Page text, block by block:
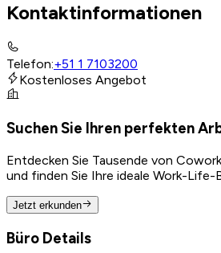
Kontaktinformationen
Telefon:+51 1 7103200
Kostenloses Angebot
Suchen Sie Ihren perfekten
Entdecken Sie Tausende von
und finden Sie Ihre ideale Work-Life-
Jetzt erkunden
Büro Details